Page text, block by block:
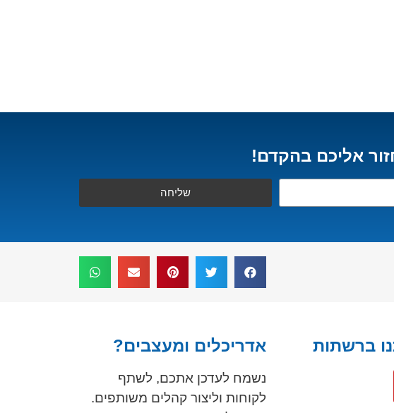
אליכם בהקדם!
שליחה
ברשתות אדריכלים ומעצבים?
נשמח לעדכן אתכם, לשתף
לקוחות וליצור קהלים משותפים.